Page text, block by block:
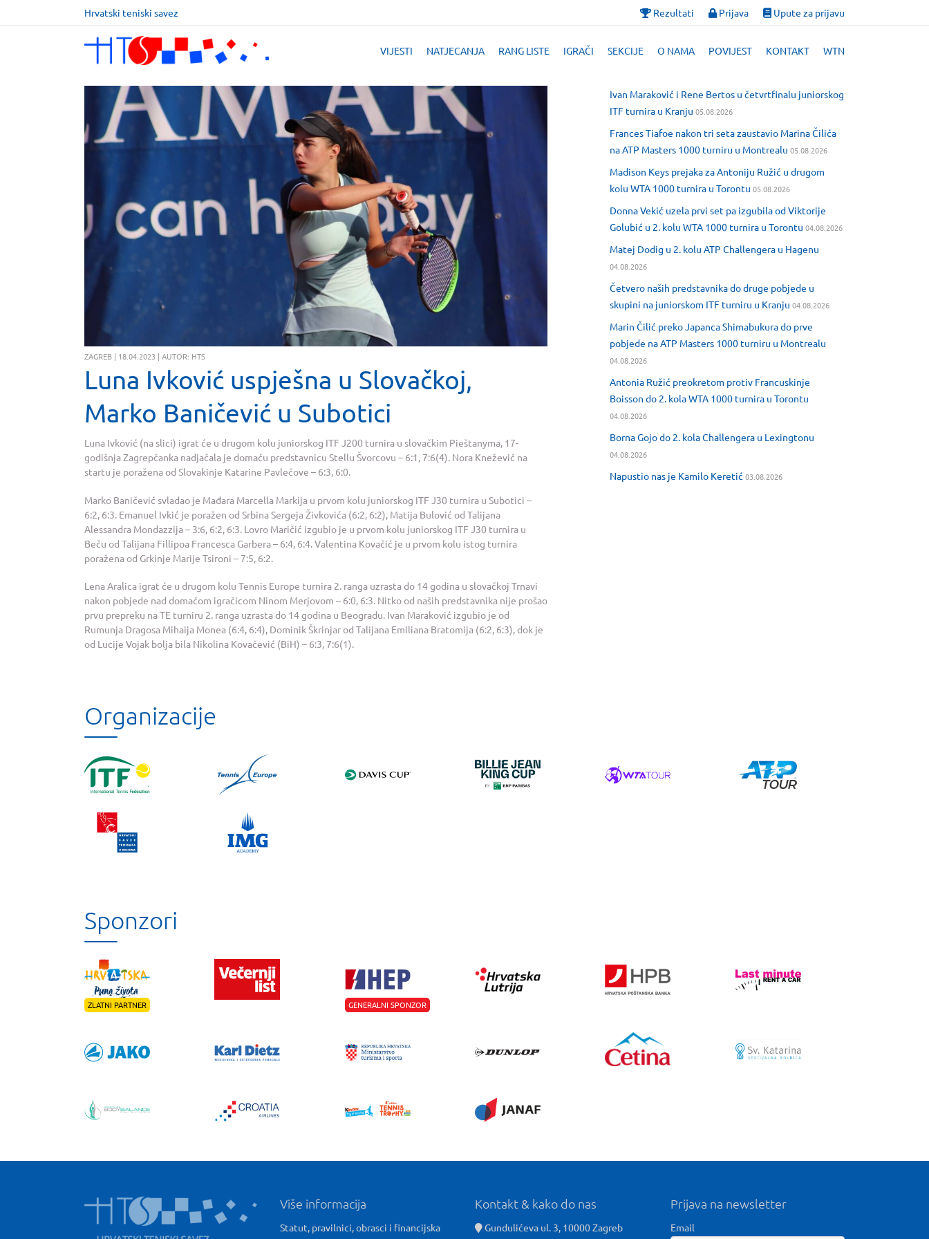
Hrvatski teniski savez Rezultati Prijava Upute za prijavu
VIJESTI NATJECANJA RANG LISTE IGRAČI SEKCIJE O NAMA POVIJEST KONTAKT WTN
ZAGREB | 18.04.2023 | AUTOR: HTS
Luna Ivković uspješna u Slovačkoj,
Marko Baničević u Subotici
Luna Ivković (na slici) igrat će u drugom kolu juniorskog ITF J200 turnira u slovačkim Pieštanyma, 17-
godišnja Zagrepčanka nadjačala je domaću predstavnicu Stellu Švorcovu – 6:1, 7:6(4). Nora Knežević na
startu je poražena od Slovakinje Katarine Pavlečove – 6:3, 6:0.
Marko Baničević svladao je Mađara Marcella Markija u prvom kolu juniorskog ITF J30 turnira u Subotici –
6:2, 6:3. Emanuel Ivkić je poražen od Srbina Sergeja Živkovića (6:2, 6:2), Matija Bulović od Talijana
Alessandra Mondazzija – 3:6, 6:2, 6:3. Lovro Maričić izgubio je u prvom kolu juniorskog ITF J30 turnira u
Beču od Talijana Fillipoa Francesca Garbera – 6:4, 6:4. Valentina Kovačić je u prvom kolu istog turnira
poražena od Grkinje Marije Tsironi – 7:5, 6:2.
Lena Aralica igrat će u drugom kolu Tennis Europe turnira 2. ranga uzrasta do 14 godina u slovačkoj Trnavi
nakon pobjede nad domaćom igračicom Ninom Merjovom – 6:0, 6:3. Nitko od naših predstavnika nije prošao
prvu prepreku na TE turniru 2. ranga uzrasta do 14 godina u Beogradu. Ivan Maraković izgubio je od
Rumunja Dragosa Mihaija Monea (6:4, 6:4), Dominik Škrinjar od Talijana Emiliana Bratomija (6:2, 6:3), dok je
od Lucije Vojak bolja bila Nikolina Kovačević (BiH) – 6:3, 7:6(1).
Ivan Maraković i Rene Bertos u četvrtfinalu juniorskog
ITF turnira u Kranju 05.08.2026
Frances Tiafoe nakon tri seta zaustavio Marina Čilića
na ATP Masters 1000 turniru u Montrealu 05.08.2026
Madison Keys prejaka za Antoniju Ružić u drugom
kolu WTA 1000 turnira u Torontu 05.08.2026
Donna Vekić uzela prvi set pa izgubila od Viktorije
Golubić u 2. kolu WTA 1000 turnira u Torontu 04.08.2026
Matej Dodig u 2. kolu ATP Challengera u Hagenu
04.08.2026
Četvero naših predstavnika do druge pobjede u
skupini na juniorskom ITF turniru u Kranju 04.08.2026
Marin Čilić preko Japanca Shimabukura do prve
pobjede na ATP Masters 1000 turniru u Montrealu
04.08.2026
Antonia Ružić preokretom protiv Francuskinje
Boisson do 2. kola WTA 1000 turnira u Torontu
04.08.2026
Borna Gojo do 2. kola Challengera u Lexingtonu
04.08.2026
Napustio nas je Kamilo Keretić 03.08.2026
Organizacije
Sponzori
ZLATNI PARTNER GENERALNI SPONZOR
Više informacija
Statut, pravilnici, obrasci i financijska
Kontakt & kako do nas
Gundulićeva ul. 3, 10000 Zagreb
Prijava na newsletter
Email